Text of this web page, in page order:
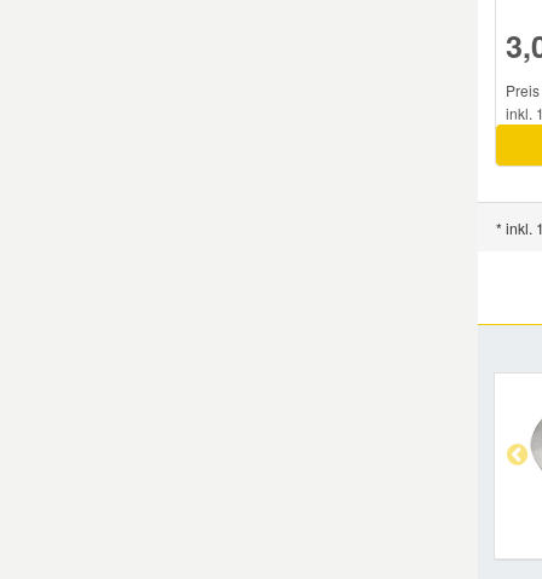
inkl.
* inkl.